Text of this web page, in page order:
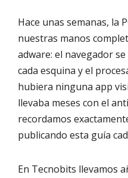
Hace unas semanas, la
nuestras manos
adware: el navegador
cada esquina y el
hubiera ninguna app
llevaba meses con el
recordamos
publicando esta guía
En Tecnobits llevamos